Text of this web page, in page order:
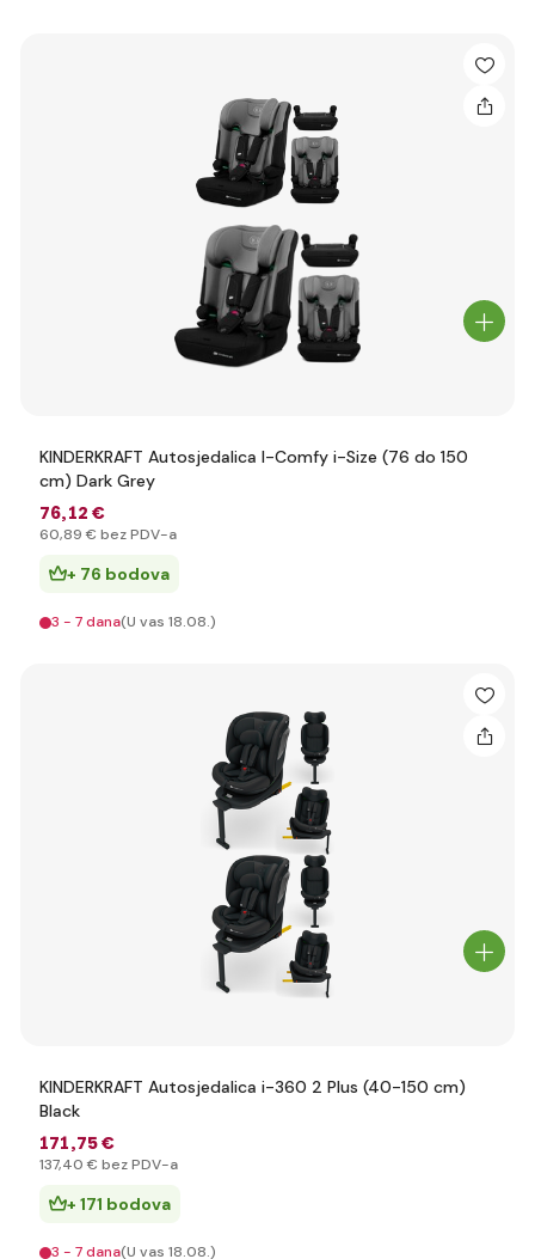
KINDERKRAFT Autosjedalica I-Comfy i-Size (76 do 150
cm) Dark Grey
76,12 €
60,89 € bez PDV-a
+ 76 bodova
3 - 7 dana(U vas 18.08.)
KINDERKRAFT Autosjedalica i-360 2 Plus (40-150 cm)
Black
171,75 €
137,40 € bez PDV-a
+ 171 bodova
3 - 7 dana(U vas 18.08.)